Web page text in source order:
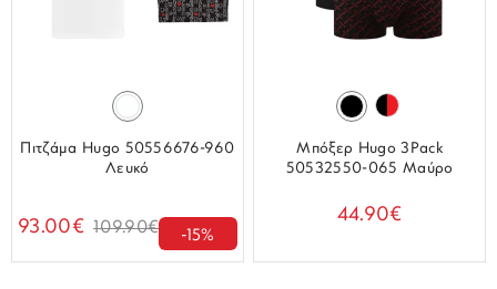
Πιτζάμα Hugo 50556676-960
Λευκό
93.00€ 109.90€ -15%
Μπόξερ Hugo 3Pack
50532550-065 Μαύρο
44.90€